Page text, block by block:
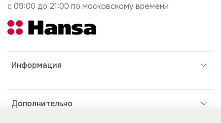
Информация
Дополнительно
с 09:00 до 21:00 по московскому времени